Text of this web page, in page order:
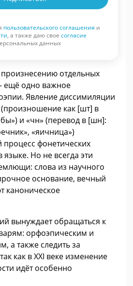
пользовательского соглашения и
, а также даю свое согласие
данных
отдельных
ещё одно важное
Явление диссимиляции
(произношение как [шт] в
и «чн» (перевод в [шн]:
«яичница»)
фонетических
Но не всегда эти
слова из научного
основание, вечный
каноническое
вынуждает обращаться к
орфоэпическим и
а также следить за
как в XXI веке изменение
идёт особенно